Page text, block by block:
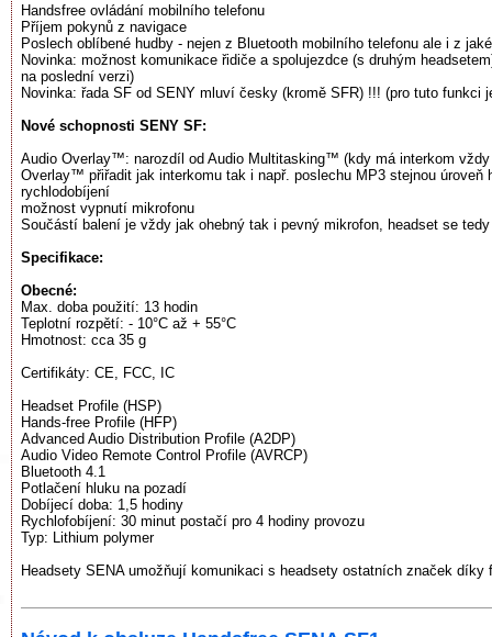
Handsfree ovládání mobilního telefonu
Příjem pokynů z navigace
Poslech oblíbené hudby - nejen z Bluetooth mobilního telefonu ale i z
Novinka: možnost komunikace řidiče a spolujezdce (s druhým
na poslední verzi)
Novinka: řada SF od SENY mluví česky (kromě SFR) !!! (pro tuto funkci
Nové schopnosti SENY SF:
Audio Overlay™: narozdíl od Audio Multitasking™ (kdy má interkom
Overlay™ přiřadit jak interkomu tak i např. poslechu MP3 stejnou úroveň
rychlodobíjení
možnost vypnutí mikrofonu
Součástí balení je vždy jak ohebný tak i pevný mikrofon, headset se
Specifikace:
Obecné:
Max. doba použití: 13 hodin
Teplotní rozpětí: - 10°C až + 55°C
Hmotnost: cca 35 g
Certifikáty: CE, FCC, IC
Headset Profile (HSP)
Hands-free Profile (HFP)
Advanced Audio Distribution Profile (A2DP)
Audio Video Remote Control Profile (AVRCP)
Bluetooth 4.1
Potlačení hluku na pozadí
Dobíjecí doba: 1,5 hodiny
Rychlofobíjení: 30 minut postačí pro 4 hodiny provozu
Typ: Lithium polymer
Headsety SENA umožňují komunikaci s headsety ostatních značek díky